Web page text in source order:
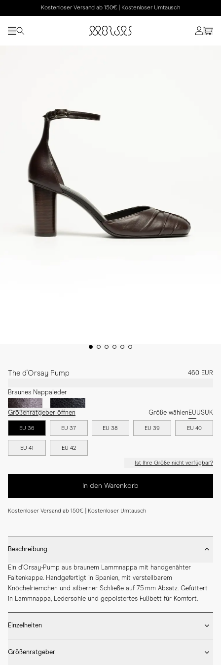
Kostenloser Versand ab 150€ | Kostenloser Umtausch
The d'Orsay Pump 460 EUR
Braunes Nappaleder
Größenratgeber öffnen Größe wählenEUUSUK
EU 36 EU 37 EU 38 EU 39 EU 40
EU 41 EU 42
Ist Ihre Größe nicht verfügbar?
In den Warenkorb
Kostenloser Versand ab 150€ | Kostenloser Umtausch
Beschreibung
Ein d’Orsay-Pump aus braunem Lammnappa mit handgenähter
Faltenkappe. Handgefertigt in Spanien, mit verstellbarem
Knöchelriemchen und silberner Schließe auf 75 mm Absatz. Gefüttert
in Lammnappa, Ledersohle und gepolstertes Fußbett für Komfort.
Einzelheiten
* Absatzhöhe 75 mm
Größenratgeber